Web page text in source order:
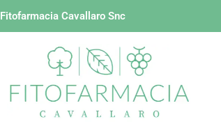
Vai
Fitofarmacia Cavallaro Snc